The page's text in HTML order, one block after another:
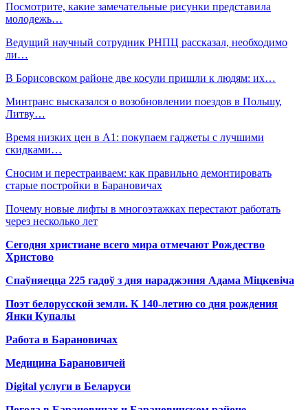
Посмотрите, какие замечательные рисунки представила
молодежь…
Ведущий научный сотрудник РНПЦ рассказал, необходимо
ли…
В Борисовском районе две косули пришли к людям: их…
Минтранс высказался о возобновлении поездов в Польшу,
Литву…
Время низких цен в А1: покупаем гаджеты с лучшими
скидками…
Сносим и перестраиваем: как правильно демонтировать
старые постройки в Барановичах
Почему новые лифты в многоэтажках перестают работать
через несколько лет
Сегодня христиане всего мира отмечают Рождество
Христово
Спаўняецца 225 гадоў з дня нараджэння Адама Міцкевіча
Поэт белорусской земли. К 140-летию со дня рождения
Янки Купалы
Работа в Барановичах
Медицина Барановичей
Digital услуги в Беларуси